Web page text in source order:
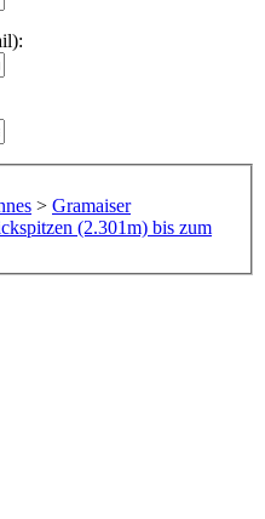
> Gramaiser
(2.301m) bis zum